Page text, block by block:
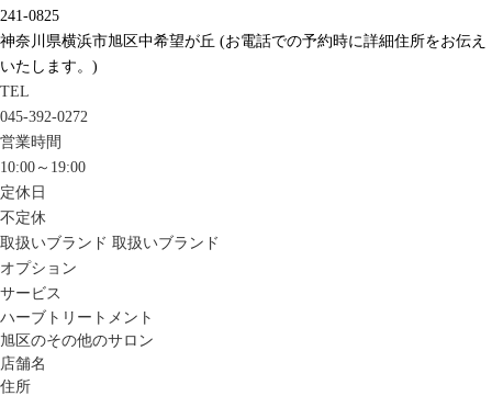
241-0825
神奈川県横浜市旭区中希望が丘 (お電話での予約時に詳細住所をお伝え
いたします。)
TEL
045-392-0272
営業時間
10:00～19:00
定休日
不定休
取扱いブランド 取扱いブランド
オプション
サービス
ハーブトリートメント
旭区のその他のサロン
店舗名
住所